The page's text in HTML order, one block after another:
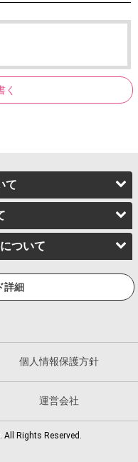
く
て
ついて
詳細
個人情報保護方針
運営会社
All Rights Reserved.